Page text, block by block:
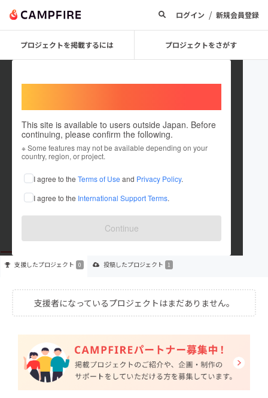
ログイン / 新規会員登録
プロジェクトを掲載するには プロジェクトをさがす
This site is available to users outside Japan. Before
continuing, please confirm the following.
※ Some features may not be available depending on your
country, region, or project.
I agree to the Terms of Use and Privacy Policy.
I agree to the International Support Terms.
Continue
kt1343002
これまでに1件のプロジェクトを投稿しています
在住国：未設定
出身国：未設定
支援したプロジェクト 0 投稿したプロジェクト 1
支援者になっているプロジェクトはまだありません。